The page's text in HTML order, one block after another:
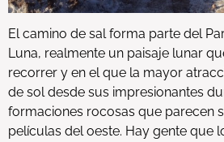
El camino de sal forma parte del
Luna, realmente un paisaje lunar
recorrer y en el que la mayor
de sol desde sus impresionantes
formaciones rocosas que parecen
películas del oeste. Hay gente que